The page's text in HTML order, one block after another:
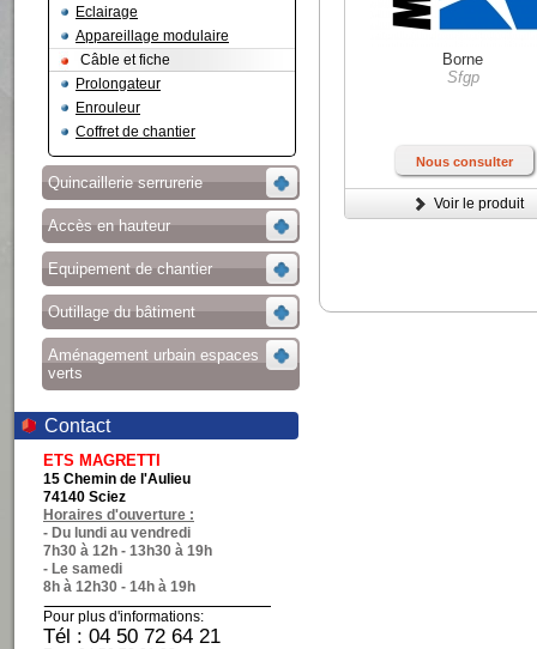
Eclairage
Appareillage modulaire
Câble et fiche
Prolongateur
Enrouleur
Coffret de chantier
Quincaillerie serrurerie
Accès en hauteur
Equipement de chantier
Outillage du bâtiment
Aménagement urbain espaces
verts
Contact
ETS MAGRETTI
15 Chemin de l'Aulieu
74140 Sciez
Horaires d'ouverture :
- Du lundi au vendredi
7h30 à 12h - 13h30 à 19h
- Le samedi
8h à 12h30 - 14h à 19h
Pour plus d'informations:
Tél : 04 50 72 64 21
Borne
Sfgp
Nous consulter
Voir le produit